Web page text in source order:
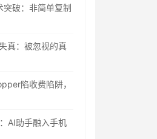
突破：非简单复制
真：被忽视的真
陷收费陷阱，
AI助手融入手机